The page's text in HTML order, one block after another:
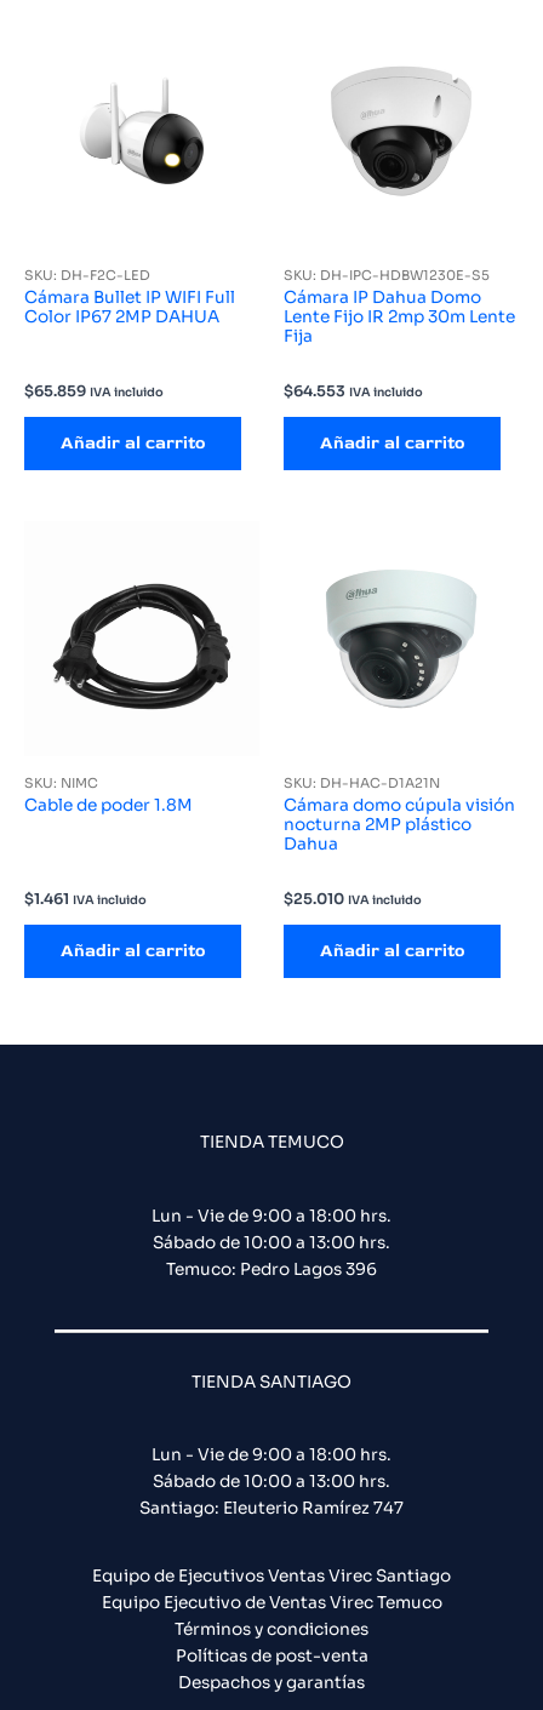
SKU: DH-F2C-LED
Cámara Bullet IP WIFI Full
Color IP67 2MP DAHUA
$65.859 IVA incluido
Añadir al carrito
SKU: DH-IPC-HDBW1230E-S5
Cámara IP Dahua Domo
Lente Fijo IR 2mp 30m Lente
Fija
$64.553 IVA incluido
Añadir al carrito
SKU: NIMC
Cable de poder 1.8M
$1.461 IVA incluido
Añadir al carrito
SKU: DH-HAC-D1A21N
Cámara domo cúpula visión
nocturna 2MP plástico
Dahua
$25.010 IVA incluido
Añadir al carrito
TIENDA TEMUCO
Lun - Vie de 9:00 a 18:00 hrs.
Sábado de 10:00 a 13:00 hrs.
Temuco: Pedro Lagos 396
TIENDA SANTIAGO
Lun - Vie de 9:00 a 18:00 hrs.
Sábado de 10:00 a 13:00 hrs.
Santiago: Eleuterio Ramírez 747​
Equipo de Ejecutivos Ventas Virec Santiago
Equipo Ejecutivo de Ventas Virec Temuco
Términos y condiciones
Políticas de post-venta
Despachos y garantías